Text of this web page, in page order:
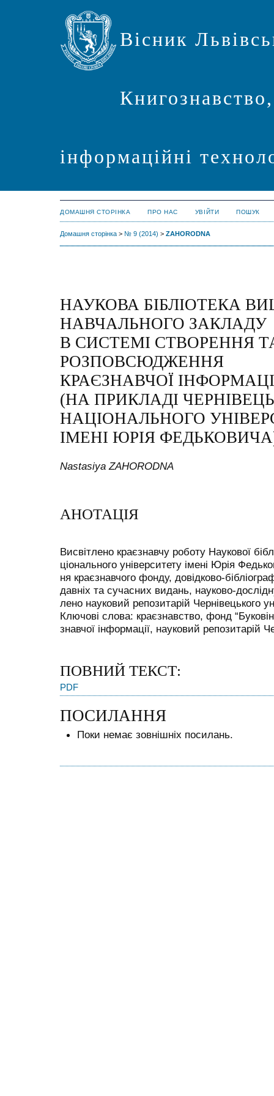
Вісник
інформаційні
ДОМАШНЯ СТОРІНКА ПРО НАС УВІЙТИ ПОШУК
Домашня сторінка > № 9 (2014) > ZAHORODNA
НАУКОВА БІБЛІОТЕКА
НАВЧАЛЬНОГО ЗАКЛАДУ
В СИСТЕМІ СТВОРЕННЯ
РОЗПОВСЮДЖЕННЯ
КРАЄЗНАВЧОЇ
(НА ПРИКЛАДІ
НАЦІОНАЛЬНОГО
ІМЕНІ ЮРІЯ
Nastasiya ZAHORODNA
АНОТАЦІЯ
Висвітлено краєзнавчу роботу Наукової
ціонального університету імені Юрія
ня краєзнавчого фонду, довідково-
давніх та сучасних видань, науково-
лено науковий репозитарій Чернівецького
Ключові слова: краєзнавство, фонд
знавчої інформації, науковий репозитарій
ПОВНИЙ ТЕКСТ:
PDF
ПОСИЛАННЯ
Поки немає зовнішніх посилань.